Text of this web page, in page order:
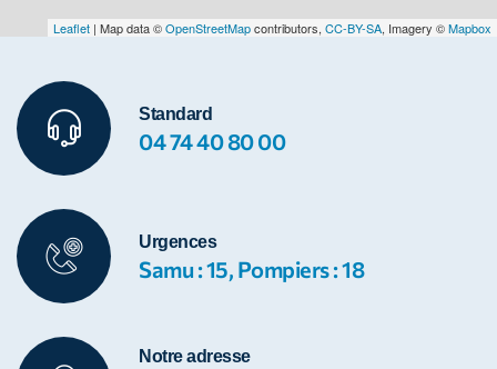
Leaflet | Map data ©OpenStreetMapcontributors, CC-BY-SA, Imagery ©Mapbox
Standard
04 74 40 80 00
Urgences
Samu : 15, Pompiers : 18
Notre adresse